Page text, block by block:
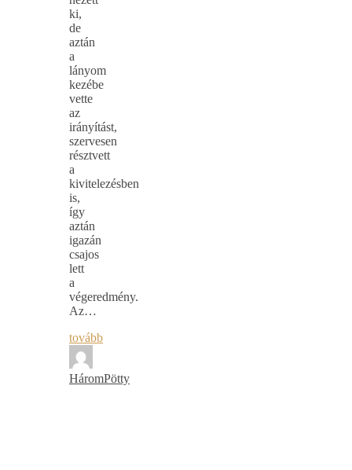
ki,
de
aztán
a
lányom
kezébe
vette
az
irányítást,
szervesen
résztvett
a
kivitelezésben
is,
így
aztán
igazán
csajos
lett
a
végeredmény.
Az…
tovább
HáromPötty